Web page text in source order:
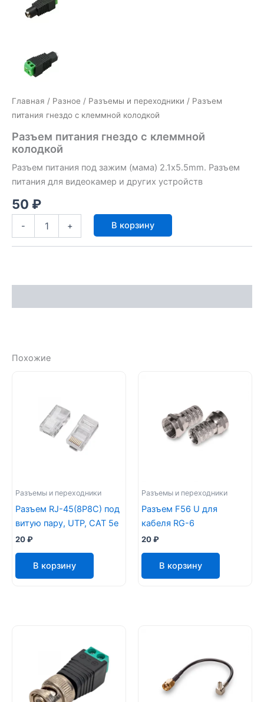
Главная / Разное / Разъемы и переходники / Разъем
питания гнездо с клеммной колодкой
Разъем питания гнездо с клеммной
колодкой
Разъем питания под зажим (мама) 2.1х5.5mm. Разъем
питания для видеокамер и других устройств
50 ₽
- + В корзину
Похожие
Разъемы и переходники
Разъем RJ-45(8P8C) под
витую пару, UTP, CAT 5e
20₽
В корзину
Разъемы и переходники
Разъем F56 U для
кабеля RG-6
20₽
В корзину